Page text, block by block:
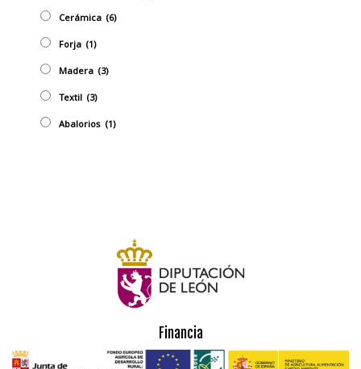
Cerámica (6)
Forja (1)
Madera (3)
Textil (3)
Abalorios (1)
Financia